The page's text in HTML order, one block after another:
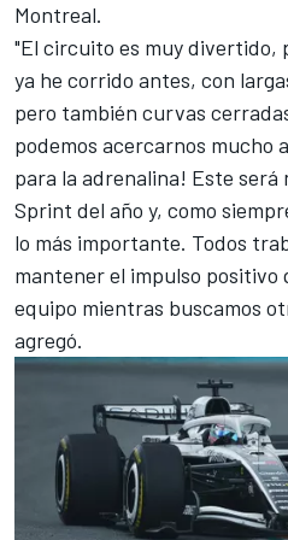
Montreal.
"El circuito es muy divertido,
ya he corrido antes, con
pero también curvas
podemos acercarnos mucho
para la adrenalina! Este
Sprint del año y, como
lo más importante. Todos
mantener el impulso positivo
equipo mientras buscamos
agregó.